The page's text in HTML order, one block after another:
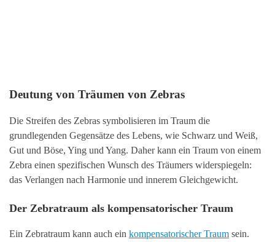
Deutung von Träumen von Zebras
Die Streifen des Zebras symbolisieren im Traum die
grundlegenden Gegensätze des Lebens, wie Schwarz und Weiß,
Gut und Böse, Ying und Yang. Daher kann ein Traum von einem
Zebra einen spezifischen Wunsch des Träumers widerspiegeln:
das Verlangen nach Harmonie und innerem Gleichgewicht.
Der Zebratraum als kompensatorischer Traum
Ein Zebratraum kann auch ein kompensatorischer Traum sein.